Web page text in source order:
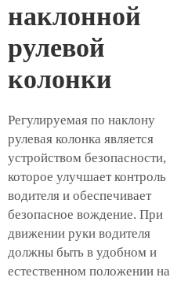
наклонной
рулевой
колонки
Регулируемая по наклону
рулевая колонка является
устройством безопасности,
которое улучшает контроль
водителя и обеспечивает
безопасное вождение. При
движении руки водителя
должны быть в удобном и
естественном положении на